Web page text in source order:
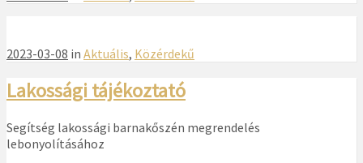
2023-03-08 in Aktuális, Közérdekű
Lakossági tájékoztató
Segítség lakossági barnakőszén megrendelés
lebonyolításához